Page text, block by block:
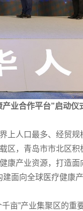
业合作平台”启动仪
上人口最多、经贸
区，青岛市市北区
产业资源，打造面
面向全球医疗健康
亩”产业集聚区的重